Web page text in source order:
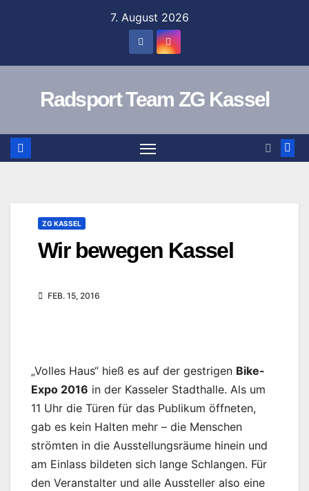
7. August 2026
Radsport Team ZG Kassel
ZG KASSEL
Wir bewegen Kassel
FEB. 15, 2016
„Volles Haus“ hieß es auf der gestrigen Bike-
Expo 2016 in der Kasseler Stadthalle. Als um
11 Uhr die Türen für das Publikum öffneten,
gab es kein Halten mehr – die Menschen
strömten in die Ausstellungsräume hinein und
am Einlass bildeten sich lange Schlangen. Für
den Veranstalter und alle Aussteller also eine